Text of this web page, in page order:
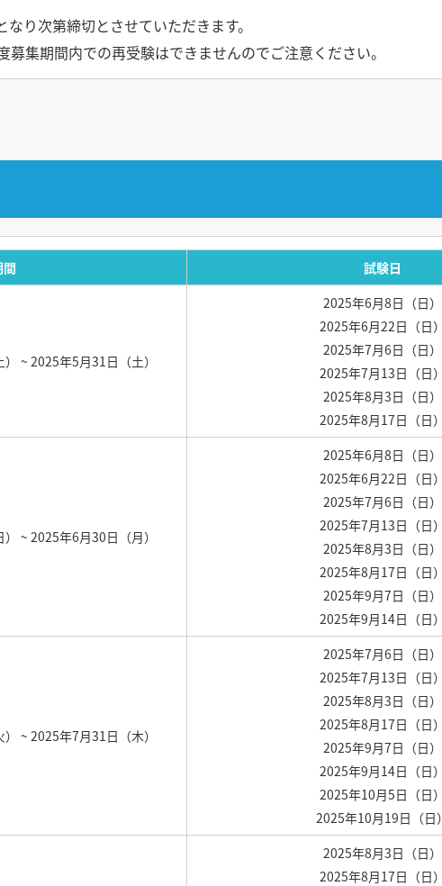
り次第締切とさせていただきます。
募集期間内での再受験はできませんのでご注意ください。
間 試験日
~ 2025年5月31日（土）
2025年6月8日（日）
2025年6月22日（日）
2025年7月6日（日）
2025年7月13日（日）
2025年8月3日（日）
2025年8月17日（日）
~ 2025年6月30日（月）
2025年6月8日（日）
2025年6月22日（日）
2025年7月6日（日）
2025年7月13日（日）
2025年8月3日（日）
2025年8月17日（日）
2025年9月7日（日）
2025年9月14日（日）
~ 2025年7月31日（木）
2025年7月6日（日）
2025年7月13日（日）
2025年8月3日（日）
2025年8月17日（日）
2025年9月7日（日）
2025年9月14日（日）
2025年10月5日（日）
2025年10月19日（日）
2025年8月3日（日）
2025年8月17日（日）